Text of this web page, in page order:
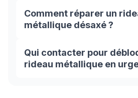
Comment réparer un
métallique désaxé ?
Si votre rideau métallique est
n'essayez pas de le réparer
pourriez causer des dommages
Qui contacter pour
rideau métallique en